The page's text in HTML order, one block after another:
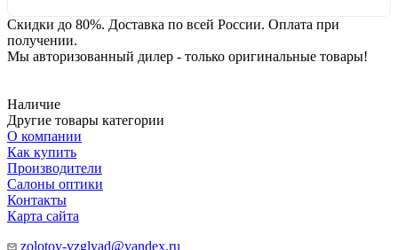
Скидки до 80%. Доставка по всей России. Оплата при
получении.
Мы авторизованный дилер - только оригинальные товары!
Наличие
Другие товары категории
О компании
Как купить
Производители
Салоны оптики
Контакты
Карта сайта
zolotoy-vzglyad@yandex.ru